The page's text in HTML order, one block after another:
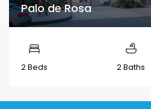
Palo de Rosa
2 Beds 2 Baths